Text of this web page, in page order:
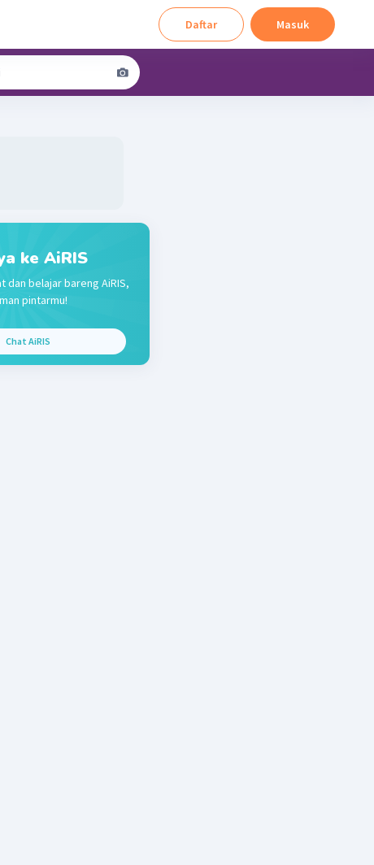
Daftar Masuk
ke AiRIS
dan belajar bareng AiRIS,
pintarmu!
Chat AiRIS